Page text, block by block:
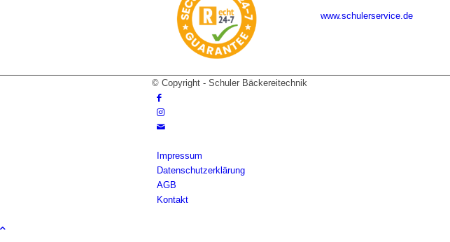
www.schulerservice.de
© Copyright - Schuler Bäckereitechnik
Impressum
Datenschutzerklärung
AGB
Kontakt